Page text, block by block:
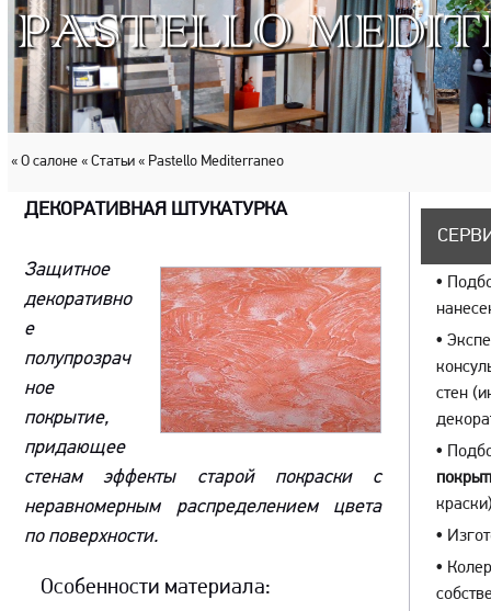
PASTELLO
« О салоне « Статьи « Pastello Mediterraneo
ДЕКОРАТИВНАЯ ШТУКАТУРКА
Защитное
декоративно
е
полупрозрач
ное
покрытие,
придающее
стенам эффекты старой покраски с
неравномерным распределением цвета
по поверхности.
Особенности материала:
•
•
стен
•
•
•